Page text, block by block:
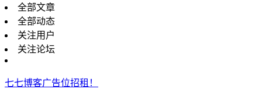
全部文章
全部动态
关注用户
关注论坛
七七博客广告位招租！